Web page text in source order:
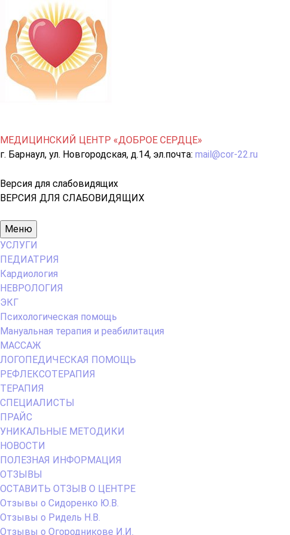
МЕДИЦИНСКИЙ ЦЕНТР «ДОБРОЕ СЕРДЦЕ»
г. Барнаул, ул. Новгородская, д.14, эл.почта: mail@cor-22.ru
Версия для слабовидящих
ВЕРСИЯ ДЛЯ СЛАБОВИДЯЩИХ
Основное
меню
Меню
УСЛУГИ
ПЕДИАТРИЯ
Кардиология
НЕВРОЛОГИЯ
ЭКГ
Психологическая помощь
Мануальная терапия и реабилитация
МАССАЖ
ЛОГОПЕДИЧЕСКАЯ ПОМОЩЬ
РЕФЛЕКСОТЕРАПИЯ
ТЕРАПИЯ
СПЕЦИАЛИСТЫ
ПРАЙС
УНИКАЛЬНЫЕ МЕТОДИКИ
НОВОСТИ
ПОЛЕЗНАЯ ИНФОРМАЦИЯ
ОТЗЫВЫ
ОСТАВИТЬ ОТЗЫВ О ЦЕНТРЕ
Отзывы о Сидоренко Ю.В.
Отзывы о Ридель Н.В.
Отзывы о Огородникове И.И.